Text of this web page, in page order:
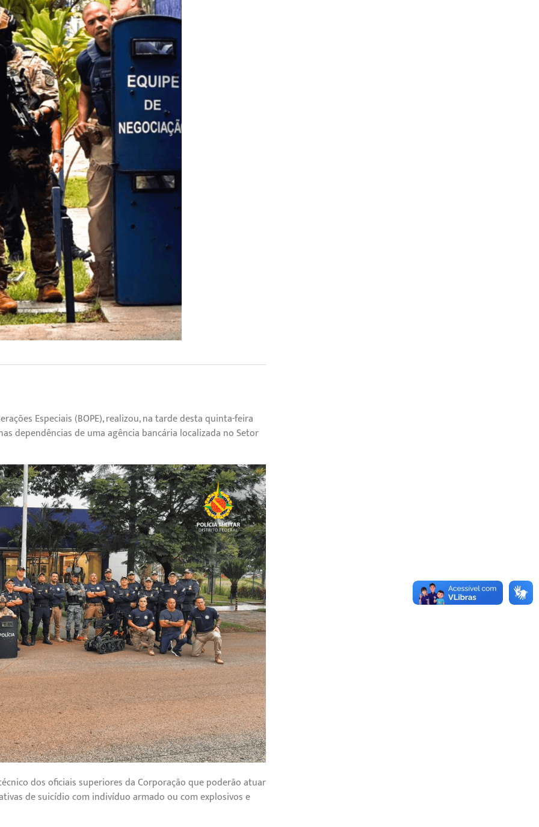
Especiais (BOPE), realizou, na tarde desta quinta-feira
dependências de uma agência bancária localizada no Setor
dos oficiais superiores da Corporação que poderão atuar
de suicídio com indivíduo armado ou com explosivos e